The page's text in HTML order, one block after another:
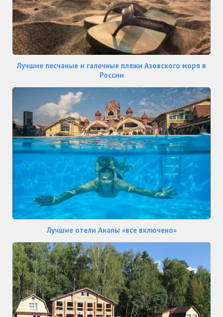
Лучшие песчаные и галечные пляжи Азовского моря в
России
Лучшие отели Анапы «все включено»